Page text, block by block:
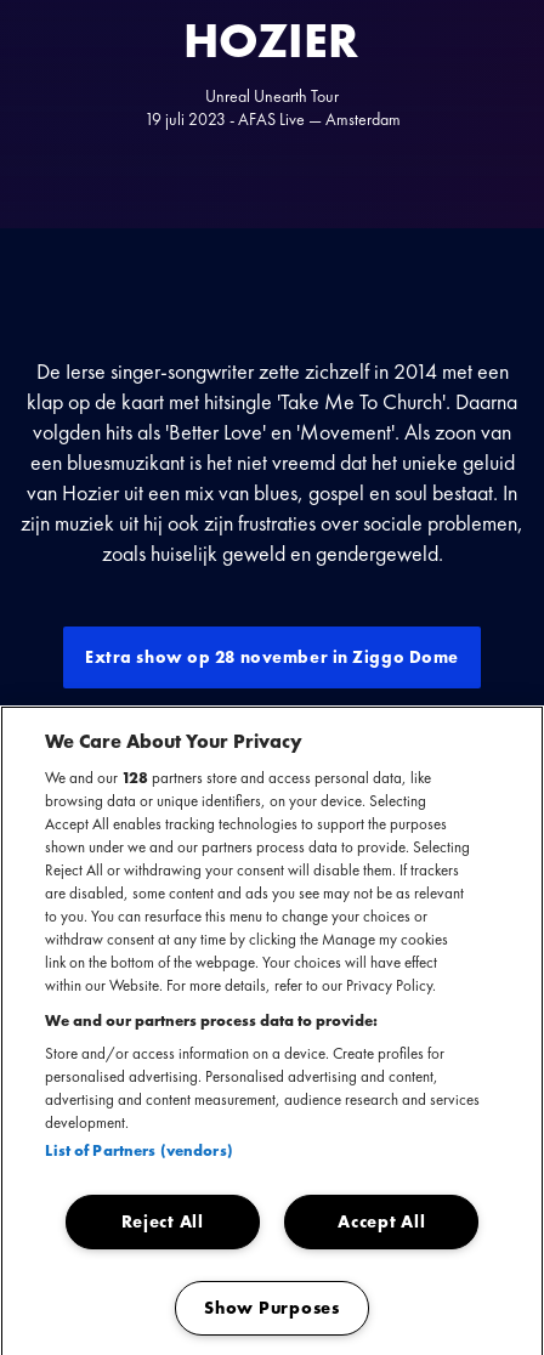
HOZIER
Unreal Unearth Tour
19 juli 2023 - AFAS Live — Amsterdam
De Ierse singer-songwriter zette zichzelf in 2014 met een
klap op de kaart met hitsingle 'Take Me To Church'. Daarna
volgden hits als 'Better Love' en 'Movement'. Als zoon van
een bluesmuzikant is het niet vreemd dat het unieke geluid
van Hozier uit een mix van blues, gospel en soul bestaat. In
zijn muziek uit hij ook zijn frustraties over sociale problemen,
zoals huiselijk geweld en gendergeweld.
Extra show op 28 november in Ziggo Dome
We Care About Your Privacy
We and our 128partners store and access personal data, like
browsing data or unique identifiers, on your device. Selecting
Accept All enables tracking technologies to support the purposes
shown under we and our partners process data to provide. Selecting
Reject All or withdrawing your consent will disable them. If trackers
are disabled, some content and ads you see may not be as relevant
to you. You can resurface this menu to change your choices or
withdraw consent at any time by clicking the Manage my cookies
link on the bottom of the webpage. Your choices will have effect
within our Website. For more details, refer to our Privacy Policy.
We and our partners process data to provide:
Store and/or access information on a device. Create profiles for
personalised advertising. Personalised advertising and content,
advertising and content measurement, audience research and services
development.
List of Partners (vendors)
Accept All
Reject All
Show Purposes